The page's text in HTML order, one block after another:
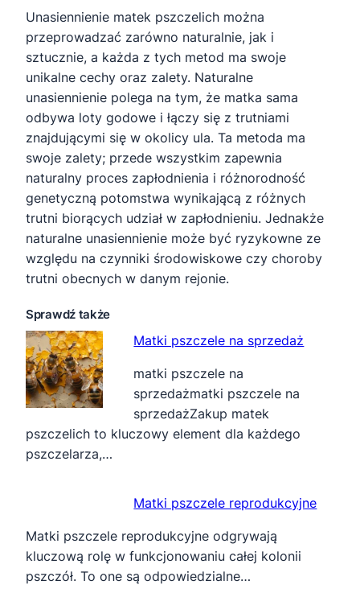
Unasiennienie matek pszczelich można
przeprowadzać zarówno naturalnie, jak i
sztucznie, a każda z tych metod ma swoje
unikalne cechy oraz zalety. Naturalne
unasiennienie polega na tym, że matka sama
odbywa loty godowe i łączy się z trutniami
znajdującymi się w okolicy ula. Ta metoda ma
swoje zalety; przede wszystkim zapewnia
naturalny proces zapłodnienia i różnorodność
genetyczną potomstwa wynikającą z różnych
trutni biorących udział w zapłodnieniu. Jednakże
naturalne unasiennienie może być ryzykowne ze
względu na czynniki środowiskowe czy choroby
trutni obecnych w danym rejonie.
Sprawdź także
Matki pszczele na sprzedaż
matki pszczele na
sprzedażmatki pszczele na
sprzedażZakup matek
pszczelich to kluczowy element dla każdego
pszczelarza,…
Matki pszczele reprodukcyjne
Matki pszczele reprodukcyjne odgrywają
kluczową rolę w funkcjonowaniu całej kolonii
pszczół. To one są odpowiedzialne…